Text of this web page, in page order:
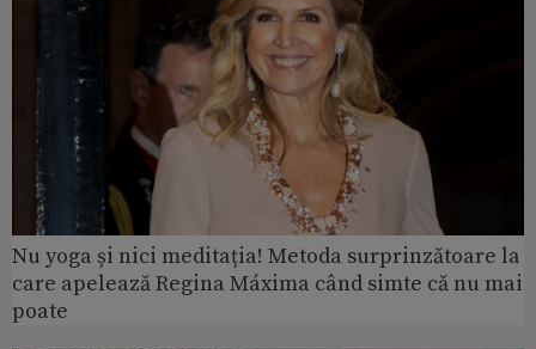
Nu yoga și nici meditația! Metoda surprinzătoare la
care apelează Regina Máxima când simte că nu mai
poate